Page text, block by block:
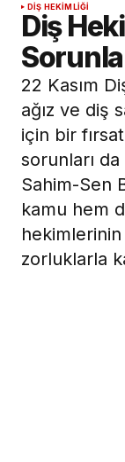
DIŞ HEKIMLIĞI
Diş
22 Kasım
ağız ve diş
için bir
sorunları
Sahim-Sen
kamu hem
zorluklarla